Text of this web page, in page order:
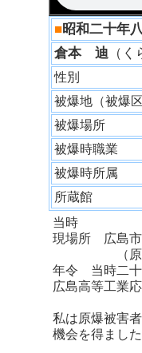
■昭和二十年
倉本 迪 （
性別
被爆地（被爆区
被爆場所
被爆時職業
被爆時所属
所蔵館
当時
現場所 広島市
（原爆中
年令 当時二
広島高等工業
私は原爆被害
機会を得まし